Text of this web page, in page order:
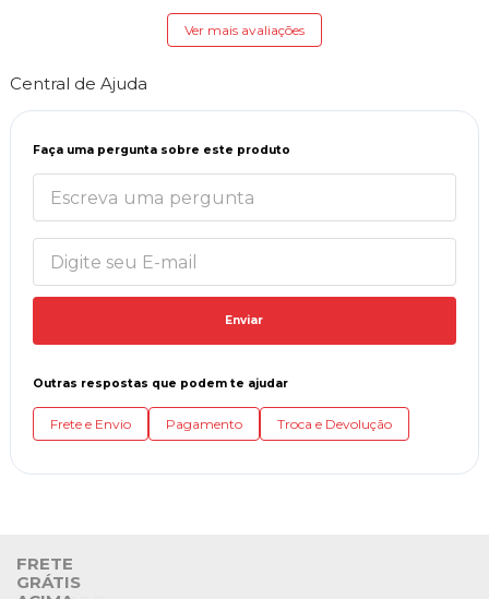
Ver mais avaliações
Central de Ajuda
Faça uma pergunta sobre este produto
Enviar
Outras respostas que podem te ajudar
Frete e Envio Pagamento Troca e Devolução
FRETE
GRÁTIS